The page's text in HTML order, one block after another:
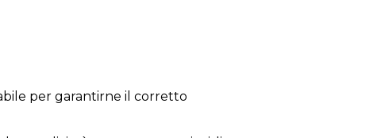
per garantirne il corretto